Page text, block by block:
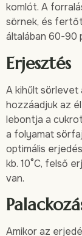
komlót. A
sörnek, és
általában 60-90
Erjesztés
A kihűlt
hozzáadjuk az
lebontja a
a folyamat
optimális
kb. 10°C, felső
van.
Amikor az